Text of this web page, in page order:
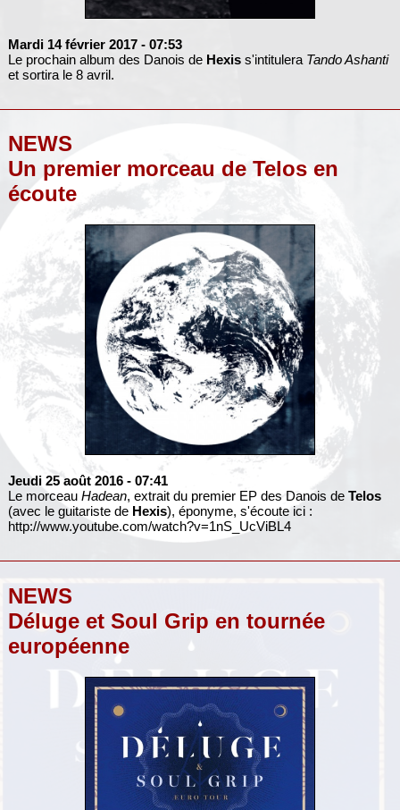
Mardi 14 février 2017 - 07:53
Le prochain album des Danois de Hexiss'intitulera Tando Ashanti
et sortira le 8 avril.
NEWS
Un premier morceau de Telos en
écoute
Jeudi 25 août 2016 - 07:41
Le morceau Hadean, extrait du premier EP des Danois de Telos
(avec le guitariste de Hexis), éponyme, s'écoute ici :
http://www.youtube.com/watch?v=1nS_UcViBL4
NEWS
Déluge et Soul Grip en tournée
européenne